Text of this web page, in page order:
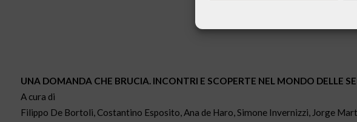
UNA DOMANDA CHE BRUCIA. INCONTRI E SCOPERTE NEL MONDO DELLE
A cura di
Filippo De Bortoli, Costantino Esposito, Ana de Haro, Simone Invernizzi, Jorge